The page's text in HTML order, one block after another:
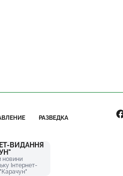
РАЗВЕДКА
ВИДАННЯ
новини
Інтернет-